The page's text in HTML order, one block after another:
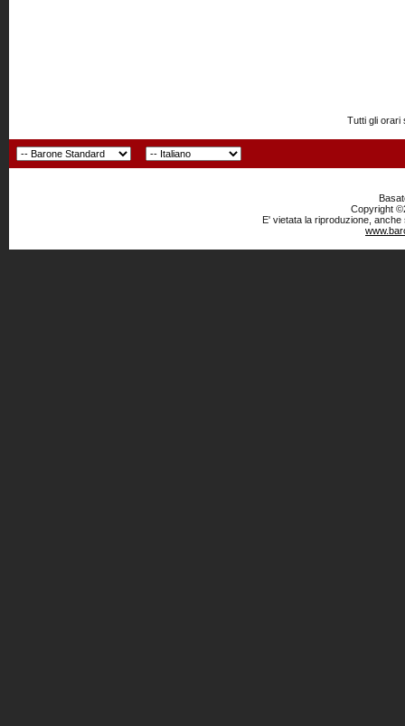
Tutti gli orari
Copyright
E' vietata la riproduzione,